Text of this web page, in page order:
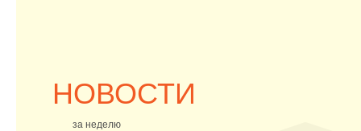
НОВОСТИ
за неделю